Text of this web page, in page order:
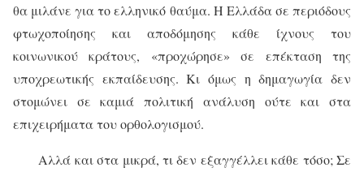
θα μιλάνε για το ελληνικό θαύμα. Η Ελλάδα σε περιόδους
φτωχοποίησης και αποδόμησης κάθε ίχνους του
κοινωνικού κράτους, «προχώρησε» σε επέκταση της
υποχρεωτικής εκπαίδευσης. Κι όμως η δημαγωγία δεν
στομώνει σε καμιά πολιτική ανάλυση ούτε και στα
επιχειρήματα του ορθολογισμού.
Αλλά και στα μικρά, τι δεν εξαγγέλλει κάθε τόσο; Σε